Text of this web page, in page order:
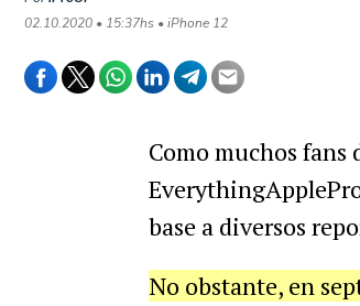
02.10.2020 • 15:37hs • iPhone 12
Como muchos fans
base a diversos
No obstante, en